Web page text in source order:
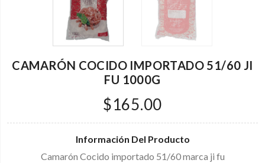
CAMARÓN COCIDO IMPORTADO 51/60 JI
FU 1000G
$165.00
Información Del Producto
Camarón Cocido importado 51/60 marca ji fu